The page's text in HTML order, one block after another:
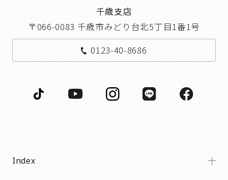
千歳支店
〒066-0083 千歳市みどり台北5丁目1番1号
0123-40-8686
Index